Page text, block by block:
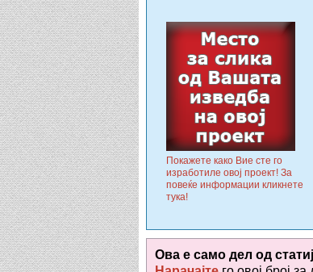
Покажете како Вие сте го
изработиле овој проект! За
повеќе информации кликнете
тука!
Ова е само дел од